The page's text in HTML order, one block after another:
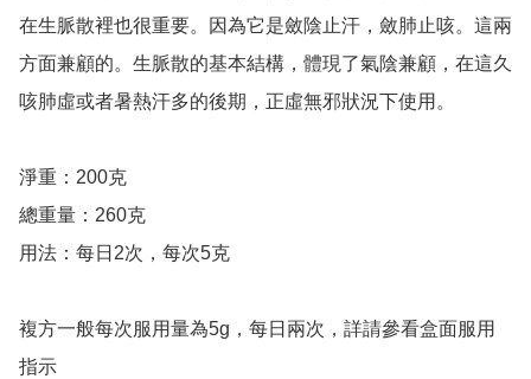
在生脈散裡也很重要。因為它是斂陰止汗，斂肺止咳。這兩
方面兼顧的。生脈散的基本結構，體現了氣陰兼顧，在這久
咳肺虛或者暑熱汗多的後期，正虛無邪狀況下使用。
淨重：200克
總重量：260克
用法：每日2次，每次5克
複方一般每次服用量為5g，每日兩次，詳請參看盒面服用
指示